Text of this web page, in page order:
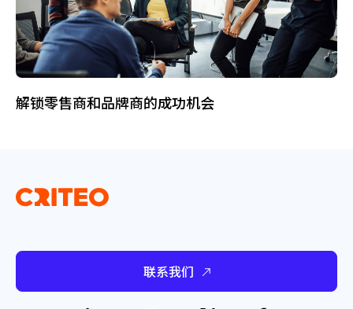
解锁零售商和品牌商的成功机会
联系我们